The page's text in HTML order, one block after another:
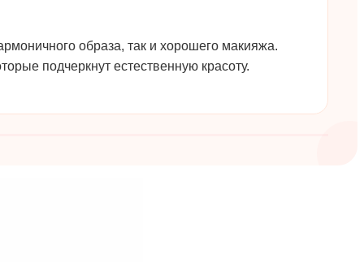
образа, так и хорошего макияжа.
подчеркнут естественную красоту.